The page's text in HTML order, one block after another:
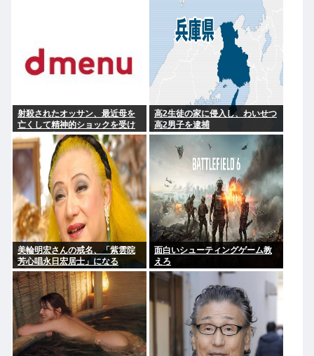
射殺されたオッサン、最近母を
亡くして精神的ショックを受け
ていたと判明
高2生徒の家に侵入し、わいせつ
高2男子を逮捕
美輪明宏さんの戒名、「紫雲院
芳心唱永日宏居士」になる
面白いシューティングゲーム教
えろ